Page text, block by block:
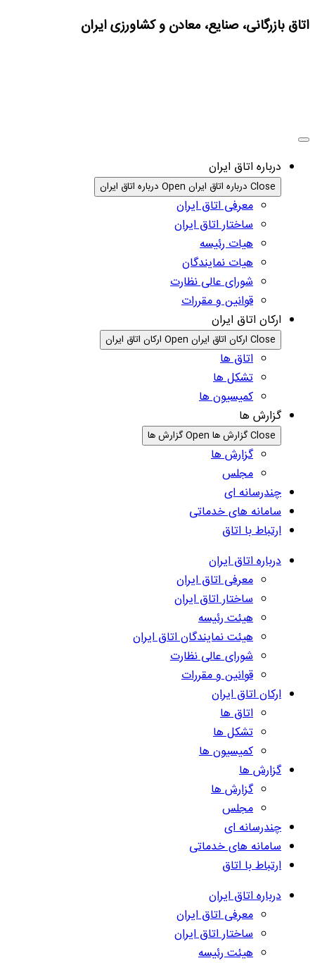
اتاق بازرگانی، صنایع، معادن و کشاورزی ایران
درباره اتاق ایران
Close درباره اتاق ایران Open درباره اتاق ایران
معرفی اتاق ایران
ساختار اتاق ایران
هیات رئیسه
هیات نمایندگان
شورای عالی نظارت
قوانین و مقررات
ارکان اتاق ایران
Close ارکان اتاق ایران Open ارکان اتاق ایران
اتاق ها
تشکل ها
کمیسیون ها
گزارش ها
Close گزارش ها Open گزارش ها
گزارش ها
مجلس
چندرسانه ای
سامانه های خدماتی
ارتباط با اتاق
درباره اتاق ایران
معرفی اتاق ایران
ساختار اتاق ایران
هیئت رئیسه
هیئت نمایندگان اتاق ایران
شورای عالی نظارت
قوانین و مقررات
ارکان اتاق ایران
اتاق ها
تشکل ها
کمیسیون ها
گزارش ها
گزارش ها
مجلس
چندرسانه ای
سامانه های خدماتی
ارتباط با اتاق
درباره اتاق ایران
معرفی اتاق ایران
ساختار اتاق ایران
هیئت رئیسه